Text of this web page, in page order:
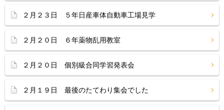
２月２３日 ５年日産車体自動車工場見学
２月２０日 ６年薬物乱用教室
２月２０日 個別級合同学習発表会
２月１９日 最後のたてわり集会でした